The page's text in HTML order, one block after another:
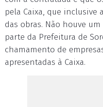
pela Caixa, que inclusive
das obras. Não houve
parte da Prefeitura de
chamamento de
apresentadas à Caixa.